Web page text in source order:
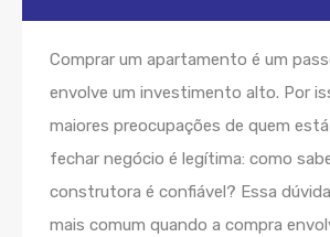
Comprar um apartamento é um
envolve um investimento alto. Por
maiores preocupações de quem
fechar negócio é legítima: como
construtora é confiável? Essa
mais comum quando a compra